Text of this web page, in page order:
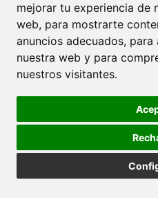
mejorar tu experiencia de
web, para mostrarte
anuncios adecuados,
nuestra web y para
nuestros visitantes.
EL ARTE DE